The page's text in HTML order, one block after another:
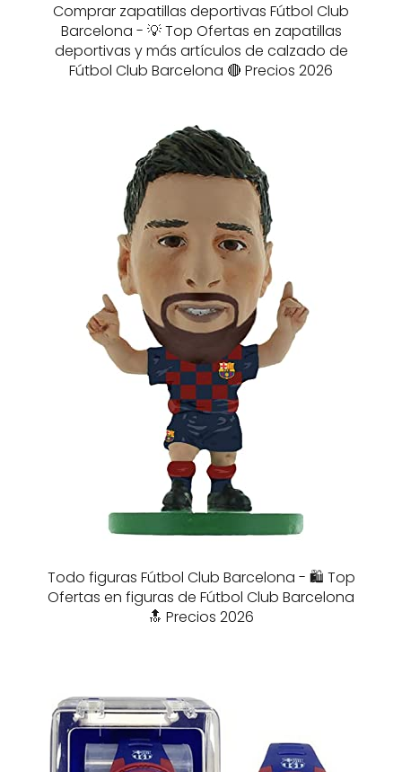
Comprar zapatillas deportivas Fútbol Club
Barcelona - 💡 Top Ofertas en zapatillas
deportivas y más artículos de calzado de
Fútbol Club Barcelona 🔴 Precios 2026
Todo figuras Fútbol Club Barcelona - 🛍️ Top
Ofertas en figuras de Fútbol Club Barcelona
🔝 Precios 2026